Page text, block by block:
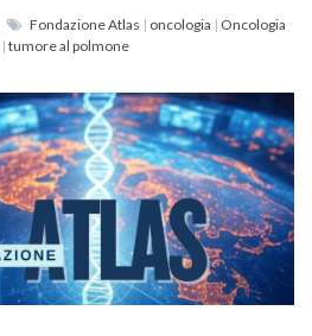
Fondazione Atlas | oncologia | Oncologia
| tumore al polmone